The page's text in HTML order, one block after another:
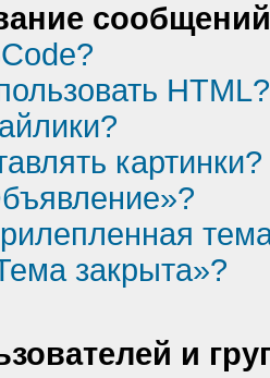
HTML?
картинки?
закрыта»?
и